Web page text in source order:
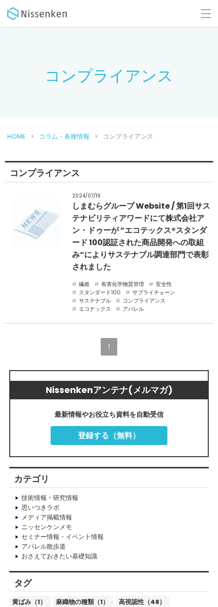
コンプライアンス
HOME コラム・各種情報 コンプライアンス
コンプライアンス
2024/07/16
しまむらグループ Website / 第1回サス
テナビリティアワードにて株式会社ア
ン・ドゥーが “エコテックス®スタンダ
ード 100認証された商品開発への取組
み“によりサステナブル調達部門で表彰
されました
繊維 有害化学物質管理
安全性
スタンダード100
サプライチェーン
サステナブル
コンプライアンス
エコテックス
アパレル
1
Nissenkenアンテナ(メルマガ)
最新情報やお役立ち資料を自動受信
登録する（無料）
カテゴリ
技術情報・研究情報
思いつきラボ
メディア掲載情報
ニッセンケンメモ
セミナー情報・イベント情報
アパレル散歩道
おさえておきたい基礎知識
タグ
黄ばみ（1） 麻織物の種類（1）
高視認性（48）